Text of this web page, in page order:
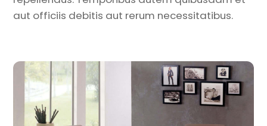
aut officiis debitis aut rerum necessitatibus.